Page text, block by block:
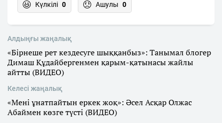
Күлкілі 0 Ашулы 0
Алдыңғы жаңалық
«Бірнеше рет кездесуге шыққанбыз»: Танымал блогер
Димаш Құдайбергенмен қарым-қатынасы жайлы
айтты (ВИДЕО)
Келесі жаңалық
«Мені ұнатпайтын еркек жоқ»: Әсел Асқар Олжас
Абаймен көзге түсті (ВИДЕО)